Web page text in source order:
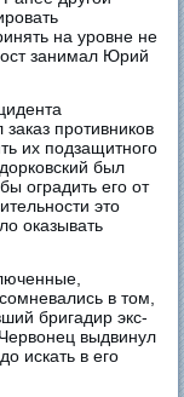
на уровне не
занимал Юрий
противников
их подзащитного
был
оградить его от
это
оказывать
в том,
бригадир экс-
выдвинул
искать в его